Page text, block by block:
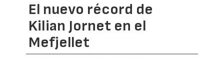
El nuevo récord de
Kilian Jornet en el
Mefjellet